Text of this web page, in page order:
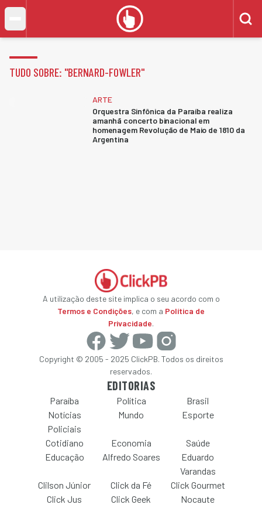
TUDO SOBRE: "BERNARD-FOWLER"
ARTE
Orquestra Sinfônica da Paraíba realiza
amanhã concerto binacional em
homenagem Revolução de Maio de 1810 da
Argentina
A utilização deste site implica o seu acordo com o
Termos e Condições, e com a Política de
Privacidade.
Copyright © 2005 - 2025 ClickPB. Todos os direitos
reservados.
EDITORIAS
Paraíba Política
Brasil
Notícias
Policiais
Mundo Esporte
Cotidiano Economia
Saúde
Educação
Alfredo Soares
Eduardo
Varandas
Clilson Júnior
Click da Fé
Click Gourmet
Click Jus
Click Geek Nocaute